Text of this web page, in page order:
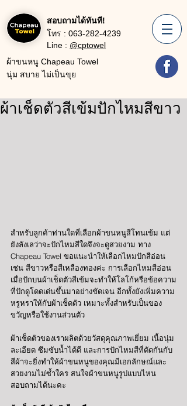
สอบถามได้ทันที!
โทร : 063-282-4239
Line : @cptowel
ผ้าขนหนู Chapeau Towel
นุ่ม สบาย ไม่เป็นขุย
ผ้าเช็ดตัวสีเข้มปักไหมสีขาว
สำหรับลูกค้าท่านใดที่เลือกผ้าขนหนูสีโทนเข้ม แต่
ยังลังเลว่าจะปักไหมสีใดจึงจะดูสวยงาม ทาง
Chapeau Towel ขอแนะนำให้เลือกไหมปักสีอ่อน
เช่น สีขาวหรือสีเหลืองทองค่ะ การเลือกไหมสีอ่อน
เมื่อปักบนผ้าเช็ดตัวสีเข้มจะทำให้โลโก้หรือข้อความ
ที่ปักดูโดดเด่นขึ้นมาอย่างชัดเจน อีกทั้งยังเพิ่มความ
หรูหราให้กับผ้าเช็ดตัว เหมาะทั้งสำหรับเป็นของ
ขวัญหรือใช้งานส่วนตัว
ผ้าเช็ดตัวของเราผลิตด้วยวัสดุคุณภาพเยี่ยม เนื้อนุ่ม
ละเอียด ซึมซับน้ำได้ดี และการปักไหมสีที่ตัดกันกับ
สีผ้าจะยิ่งทำให้ผ้าขนหนูของคุณมีเอกลักษณ์และ
สวยงามไม่ซ้ำใคร สนใจผ้าขนหนูรูปแบบไหน
สอบถามได้นะคะ